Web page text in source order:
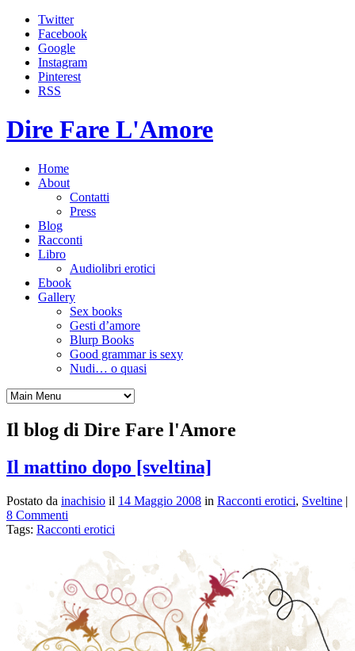
Twitter
Facebook
Google
Instagram
Pinterest
RSS
Dire Fare L'Amore
Home
About
Contatti
Press
Blog
Racconti
Libro
Audiolibri erotici
Ebook
Gallery
Sex books
Gesti d’amore
Blurp Books
Good grammar is sexy
Nudi… o quasi
Il blog di Dire Fare l'Amore
Il mattino dopo [sveltina]
Postato da inachisio il 14 Maggio 2008 in Racconti erotici, Sveltine |
8 Commenti
Tags: Racconti erotici